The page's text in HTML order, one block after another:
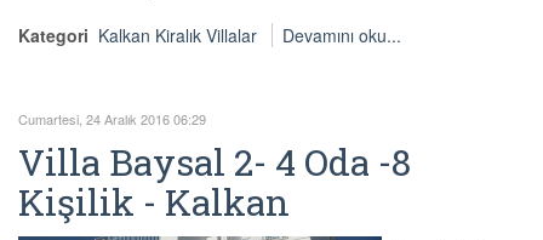
Kategori Kalkan Kiralık Villalar Devamını oku...
Cumartesi, 24 Aralık 2016 06:29
Villa Baysal 2- 4 Oda -8
Kişilik - Kalkan